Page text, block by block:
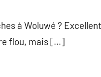
à Woluwé ?
flou, mais […]